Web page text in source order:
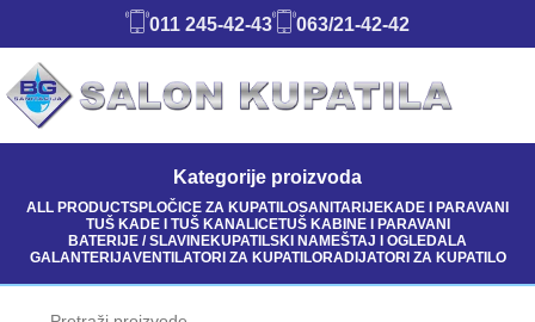
011 245-42-43 063/21-42-42
Kategorije proizvoda
ALL PRODUCTSPLOČICE ZA KUPATILOSANITARIJEKADE I PARAVANI
TUŠ KADE I TUŠ KANALICETUŠ KABINE I PARAVANI
BATERIJE / SLAVINEKUPATILSKI NAMEŠTAJ I OGLEDALA
GALANTERIJAVENTILATORI ZA KUPATILORADIJATORI ZA KUPATILO